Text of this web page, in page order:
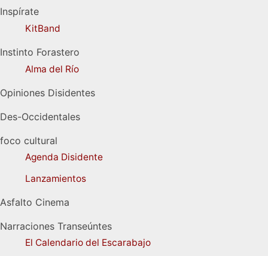
Inspírate
KitBand
Instinto Forastero
Alma del Río
Opiniones Disidentes
Des-Occidentales
foco cultural
Agenda Disidente
Lanzamientos
Asfalto Cinema
Narraciones Transeúntes
El Calendario del Escarabajo